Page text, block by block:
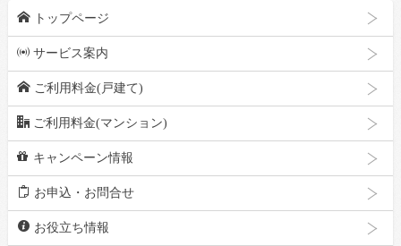
hトップページ
pサービス案内
hご利用料金(戸建て)
bご利用料金(マンション)
c キャンペーン情報
m お申込・お問合せ
i お役立ち情報